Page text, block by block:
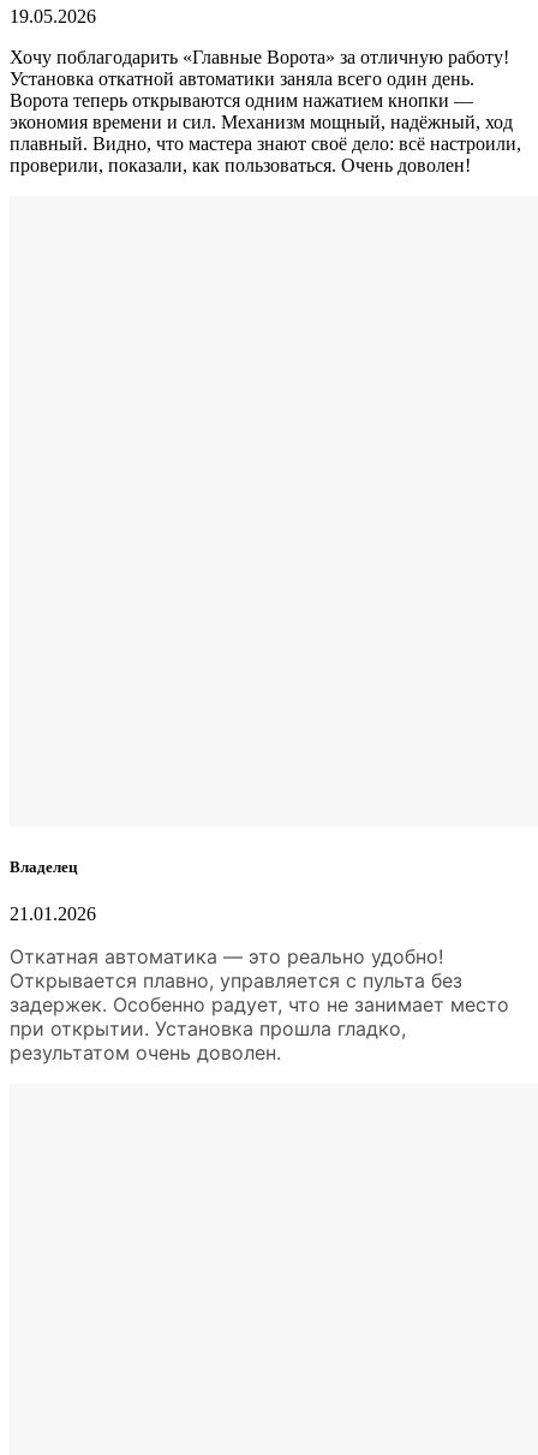
19.05.2026
Хочу поблагодарить «Главные Ворота» за отличную работу!
Установка откатной автоматики заняла всего один день.
Ворота теперь открываются одним нажатием кнопки —
экономия времени и сил. Механизм мощный, надёжный, ход
плавный. Видно, что мастера знают своё дело: всё настроили,
проверили, показали, как пользоваться. Очень доволен!
Владелец
21.01.2026
Откатная автоматика — это реально удобно!
Открывается плавно, управляется с пульта без
задержек. Особенно радует, что не занимает место
при открытии. Установка прошла гладко,
результатом очень доволен.